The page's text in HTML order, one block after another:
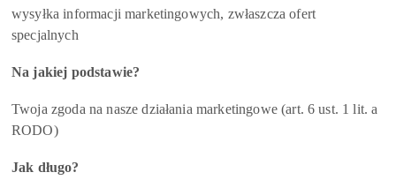
wysyłka informacji marketingowych, zwłaszcza ofert
specjalnych
Na jakiej podstawie?
Twoja zgoda na nasze działania marketingowe (art. 6 ust. 1 lit. a
RODO)
Jak długo?